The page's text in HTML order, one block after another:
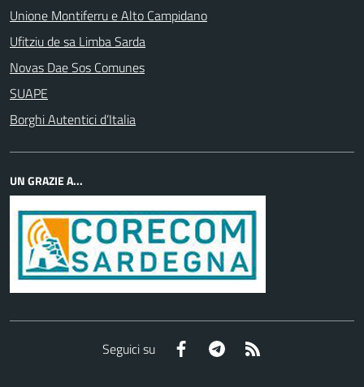
Unione Montiferru e Alto Campidano
Ufitziu de sa Limba Sarda
Novas Dae Sos Comunes
SUAPE
Borghi Autentici d’Italia
UN GRAZIE A...
Seguici su Facebook Telegram